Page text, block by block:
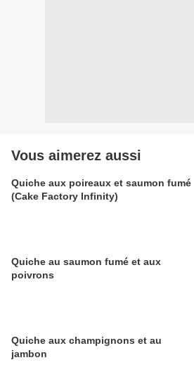
Vous aimerez aussi
Quiche aux poireaux et saumon fumé
(Cake Factory Infinity)
Quiche au saumon fumé et aux
poivrons
Quiche aux champignons et au
jambon